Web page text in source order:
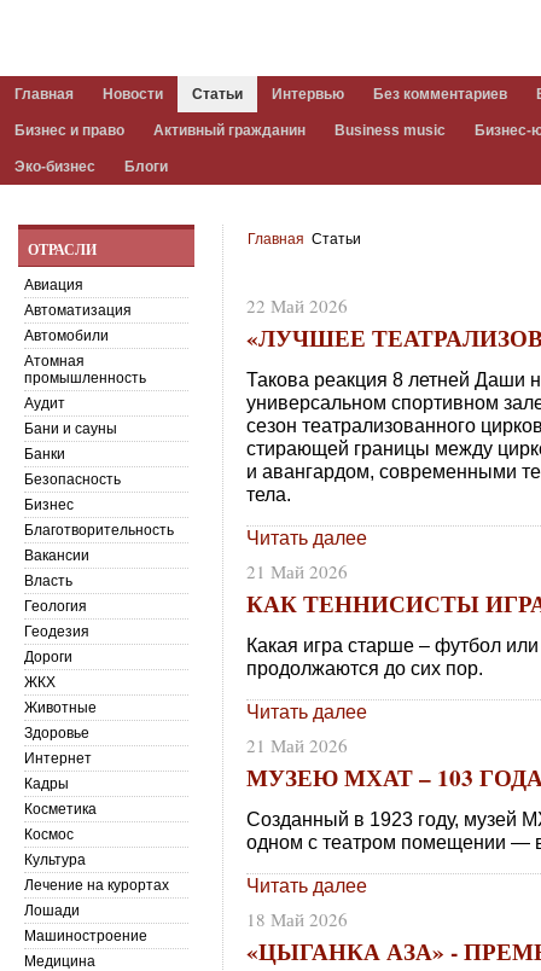
Главная Новости Статьи Интервью Без комментариев
Бизнес и право Активный гражданин Business music Бизнес-
Эко-бизнес Блоги
Главная Статьи
22 Май 2026
«ЛУЧШЕЕ
Такова реакция 8 летней Даши
универсальном спортивном
сезон театрализованного
стирающей границы между
и авангардом, современными
тела.
Читать далее
21 Май 2026
КАК ТЕННИСИСТЫ
Какая игра старше – футбол
продолжаются до сих пор.
Читать далее
21 Май 2026
МУЗЕЮ МХАТ – 103
Созданный в 1923 году, музей
одном с театром помещении —
Читать далее
18 Май 2026
«ЦЫГАНКА АЗА» -
ОТРАСЛИ
Авиация
Автоматизация
Автомобили
Атомная
промышленность
Аудит
Бани и сауны
Банки
Безопасность
Бизнес
Благотворительность
Вакансии
Власть
Геология
Геодезия
Дороги
ЖКХ
Животные
Здоровье
Интернет
Кадры
Косметика
Космос
Культура
Лечение на курортах
Лошади
Машиностроение
Медицина